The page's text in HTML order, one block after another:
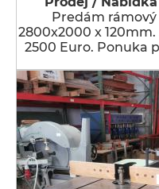
Predám rámový
2800x2000 x
2500 Euro. Ponuka